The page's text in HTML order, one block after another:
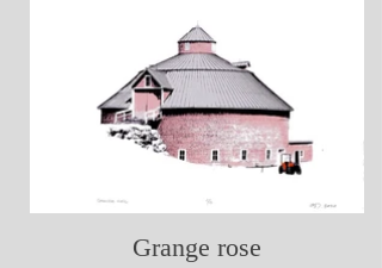
Grange rose